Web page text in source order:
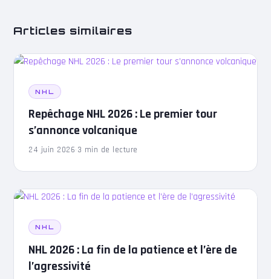
Articles similaires
NHL
Repêchage NHL 2026 : Le premier tour
s’annonce volcanique
24 juin 2026·3 min de lecture
NHL
NHL 2026 : La fin de la patience et l’ère de
l’agressivité